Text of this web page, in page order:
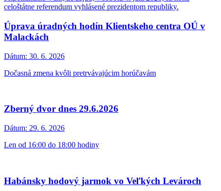
celoštátne referendum vyhlásené prezidentom republiky.
Úprava úradných hodín Klientskeho centra OÚ v
Malackách
Dátum: 30. 6. 2026
Dočasná zmena kvôli pretrvávajúcim horúčavám
Zberný dvor dnes 29.6.2026
Dátum: 29. 6. 2026
Len od 16:00 do 18:00 hodiny